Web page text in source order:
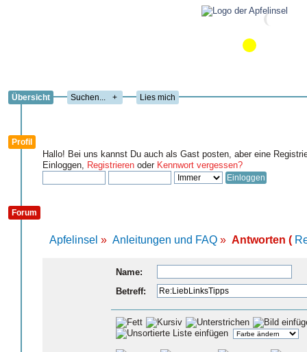
Übersicht + Lies mich
Profil
Hallo! Bei uns kannst Du auch als Gast posten, aber eine
Einloggen, Registrieren oder Kennwort vergessen?
Forum
Apfelinsel » Anleitungen und FAQ » Antworten (
Name:
Betreff: